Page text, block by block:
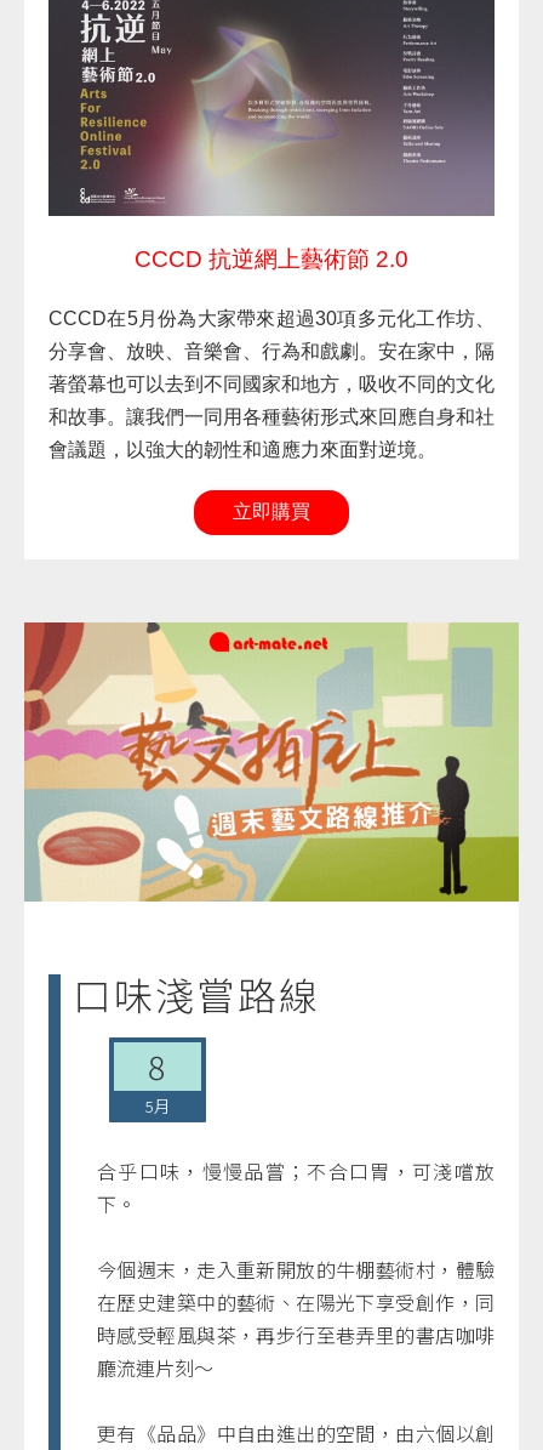
CCCD 抗逆網上藝術節 2.0
CCCD在5月份為大家帶來超過30項多元化工作坊、
分享會、放映、音樂會、行為和戲劇。安在家中，隔
著螢幕也可以去到不同國家和地方，吸收不同的文化
和故事。讓我們一同用各種藝術形式來回應自身和社
會議題，以強大的韌性和適應力來面對逆境。
立即購買
口味淺嘗路線
8
5月
合乎口味，慢慢品嘗；不合口胃，可淺嚐放
下。
今個週末，走入重新開放的牛棚藝術村，體驗
在歷史建築中的藝術、在陽光下享受創作，同
時感受輕風與茶，再步行至巷弄里的書店咖啡
廳流連片刻～
更有《品品》中自由進出的空間，由六個以創